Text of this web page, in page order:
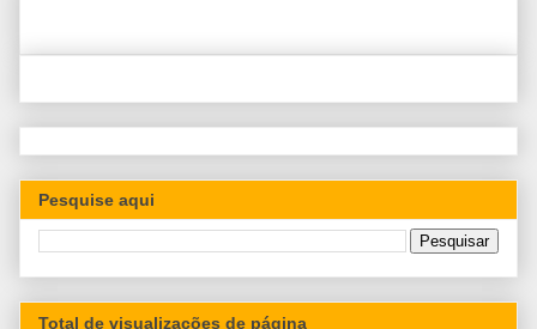
Pesquise aqui
Total de visualizações de página